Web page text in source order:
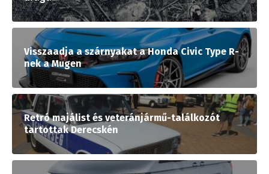
Visszaadja a szárnyakat a Honda Civic Type R-
nek a Mugen
Retró majálist és veteránjármű-találkozót
tartottak Derecskén